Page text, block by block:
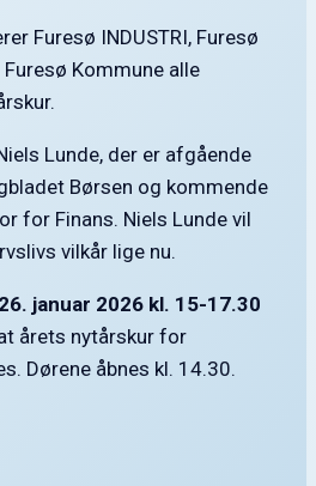
Furesø INDUSTRI, Furesø
Kommune alle
Lunde, der er afgående
Børsen og kommende
for Finans. Niels Lunde vil
vilkår lige nu.
januar 2026 kl. 15-17.30
årets nytårskur for
Dørene åbnes kl. 14.30.